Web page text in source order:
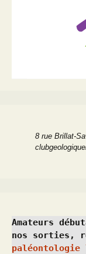
8 rue Brillat-
Amateurs